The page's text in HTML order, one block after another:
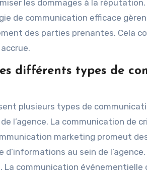
les dommages à la
de communication efficace
des parties prenantes. Cela
différents types de
plusieurs types de
l’agence. La communication
marketing promeut
d’informations au sein de
La communication